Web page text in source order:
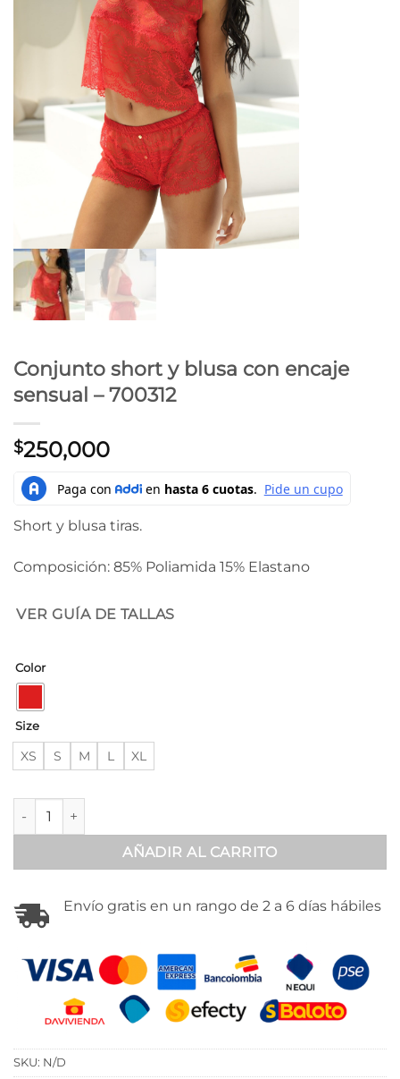
Conjunto short y blusa con encaje
sensual – 700312
$250,000
Short y blusa tiras.
Composición: 85% Poliamida 15% Elastano
VER GUÍA DE TALLAS
Color
Size
XS S M L XL
Conjunto short y blusa con encaje sensual - 700312 cantidad
AÑADIR AL CARRITO
Envío gratis en un rango de 2 a 6 días hábiles
SKU: N/D